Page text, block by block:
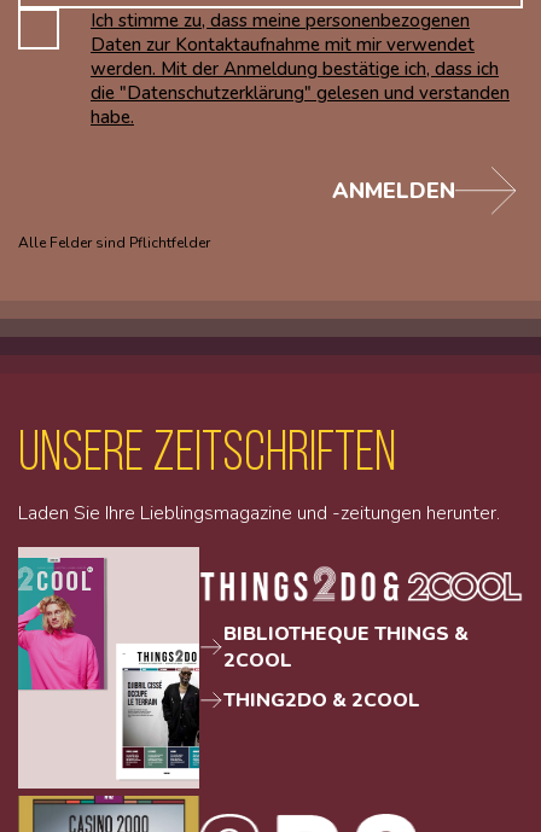
Ich stimme zu, dass meine personenbezogenen
Daten zur Kontaktaufnahme mit mir verwendet
werden. Mit der Anmeldung bestätige ich, dass ich
die "Datenschutzerklärung" gelesen und verstanden
habe.
Alle Felder sind Pflichtfelder
ANMELDEN
unsere Zeitschriften
Laden Sie Ihre Lieblingsmagazine und -zeitungen herunter.
BIBLIOTHEQUE THINGS &
2COOL
THING2DO & 2COOL